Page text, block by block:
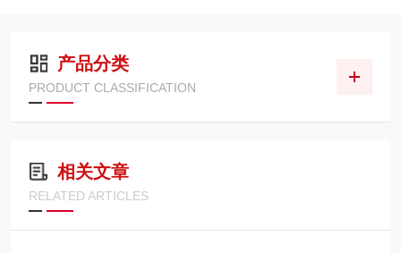
产品分类
PRODUCT CLASSIFICATION
相关文章
RELATED ARTICLES